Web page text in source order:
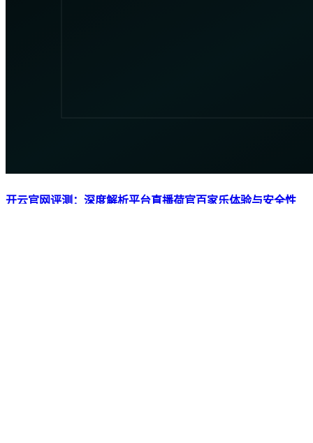
开云官网评测：深度解析平台直播荷官百家乐体验与安全性